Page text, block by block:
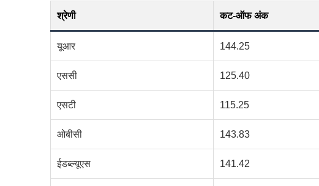
श्रेणी कट-ऑफ अंक
यूआर 144.25
एससी 125.40
एसटी 115.25
ओबीसी 143.83
ईडब्ल्यूएस 141.42